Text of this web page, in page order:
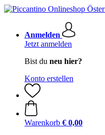
Anmelden
Jetzt anmelden
Bist du neu hier?
Konto erstellen
Warenkorb € 0,00